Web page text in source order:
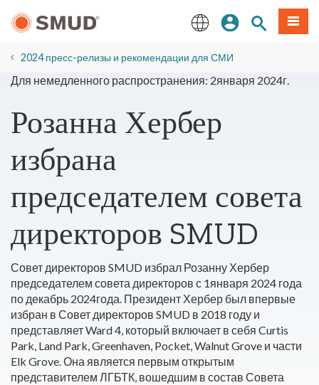
содержанию
входПоиск по
Меню
2024 пресс-релизы и рекомендации для СМИ
Для немедленного распространения: 2января 2024г.
Розанна Хербер
избрана
председателем совета
директоров SMUD
Совет директоров SMUD избрал Розанну Хербер
председателем совета директоров с 1января 2024 года
по декабрь 2024года. Президент Хербер был впервые
избран в Совет директоров SMUD в 2018 году и
представляет Ward 4, который включает в себя Curtis
Park, Land Park, Greenhaven, Pocket, Walnut Grove и части
Elk Grove. Она является первым открытым
представителем ЛГБТК, вошедшим в состав Совета